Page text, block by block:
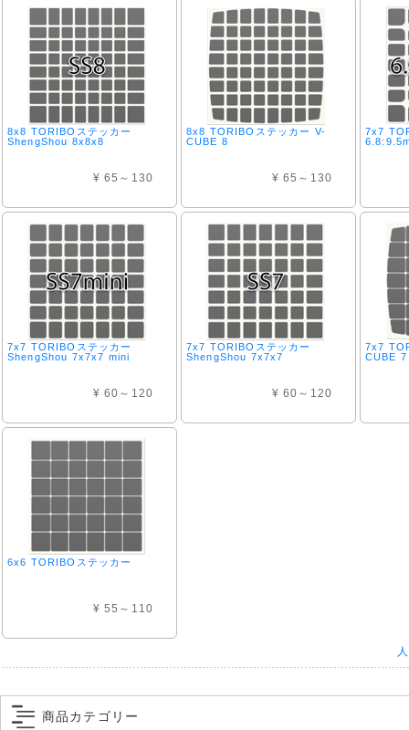
8x8 TORIBOステッカー
ShengShou 8x8x8
¥ 65～130
8x8 TORIBOステッカー V-
CUBE 8
¥ 65～130
7x7
7x7 TORIBOステッカー
ShengShou 7x7x7 mini
¥ 60～120
7x7 TORIBOステッカー
ShengShou 7x7x7
¥ 60～120
7x7
CUBE
6x6 TORIBOステッカー
¥ 55～110
商品カテゴリー